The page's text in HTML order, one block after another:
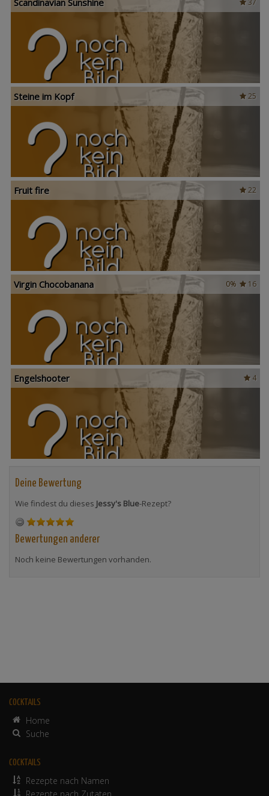
25
Steine im Kopf
22
Fruit fire
16
0%
Virgin Chocobanana
4
Engelshooter
Deine Bewertung
Wie findest du dieses Jessy's Blue-Rezept?
Bewertungen anderer
Noch keine Bewertungen vorhanden.
COCKTAILS
Home
Suche
COCKTAILS
Rezepte nach Namen